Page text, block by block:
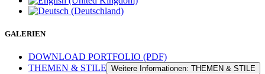
GALERIEN
DOWNLOAD PORTFOLIO (PDF)
THEMEN & STILE Weitere Informationen: THEMEN & STILE